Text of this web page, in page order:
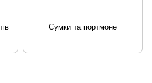
Сумки та портмоне